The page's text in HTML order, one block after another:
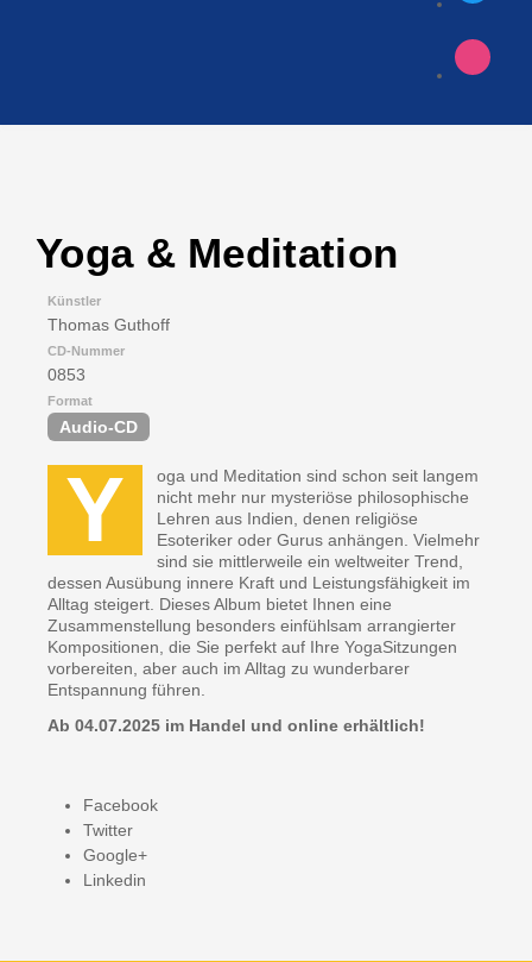
Yoga & Meditation
Künstler
Thomas Guthoff
CD-Nummer
0853
Format
Audio-CD
Y
oga und Meditation sind schon seit langem
nicht mehr nur mysteriöse philosophische
Lehren aus Indien, denen religiöse
Esoteriker oder Gurus anhängen. Vielmehr
sind sie mittlerweile ein weltweiter Trend,
dessen Ausübung innere Kraft und Leistungsfähigkeit im
Alltag steigert. Dieses Album bietet Ihnen eine
Zusammenstellung besonders einfühlsam arrangierter
Kompositionen, die Sie perfekt auf Ihre YogaSitzungen
vorbereiten, aber auch im Alltag zu wunderbarer
Entspannung führen.
Ab 04.07.2025 im Handel und online erhältlich!
Facebook
Twitter
Google+
Linkedin